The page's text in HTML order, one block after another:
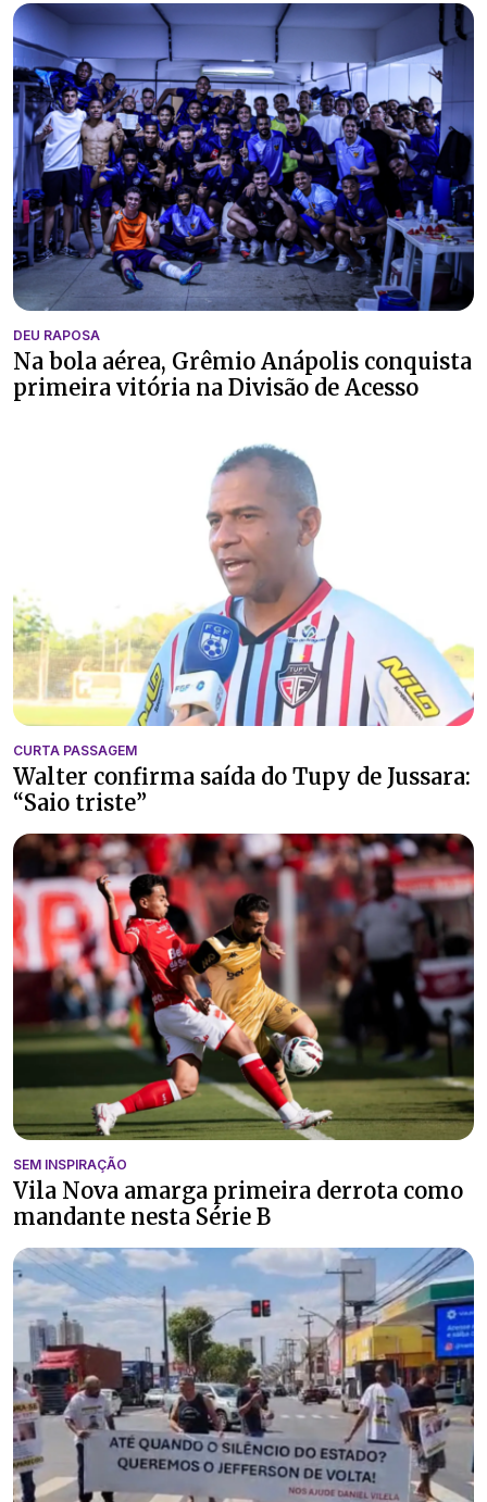
DEU RAPOSA
Na bola aérea, Grêmio Anápolis conquista
primeira vitória na Divisão de Acesso
CURTA PASSAGEM
Walter confirma saída do Tupy de Jussara:
“Saio triste”
SEM INSPIRAÇÃO
Vila Nova amarga primeira derrota como
mandante nesta Série B